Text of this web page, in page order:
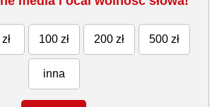
100 zł 200 zł 500 zł
inna